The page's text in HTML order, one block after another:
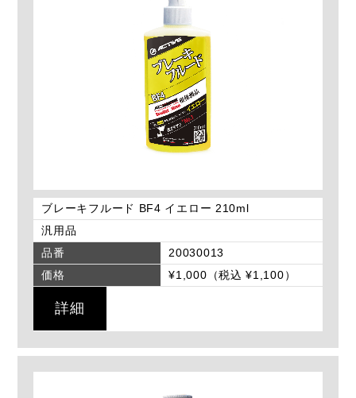
ブレーキフルード BF4 イエロー 210ml
汎用品
品番
20030013
価格
¥1,000（税込 ¥1,100）
詳細